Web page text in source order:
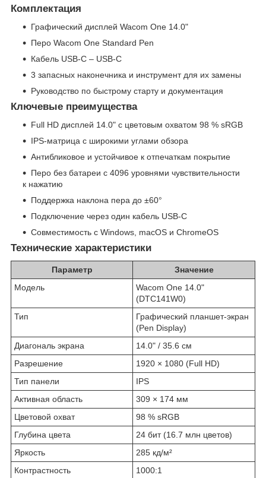
Комплектация
Графический дисплей Wacom One 14.0"
Перо Wacom One Standard Pen
Кабель USB-C – USB-C
3 запасных наконечника и инструмент для их замены
Руководство по быстрому старту и документация
Ключевые преимущества
Full HD дисплей 14.0" с цветовым охватом 98 % sRGB
IPS-матрица с широкими углами обзора
Антибликовое и устойчивое к отпечаткам покрытие
Перо без батареи с 4096 уровнями чувствительности
к нажатию
Поддержка наклона пера до ±60°
Подключение через один кабель USB-C
Совместимость с Windows, macOS и ChromeOS
Технические характеристики
Параметр
Значение
Модель
Wacom One 14.0"
(DTC141W0)
Тип
Графический планшет-экран
(Pen Display)
Диагональ экрана
14.0" / 35.6 см
Разрешение
1920 × 1080 (Full HD)
Тип панели
IPS
Активная область
309 × 174 мм
Цветовой охват
98 % sRGB
Глубина цвета
24 бит (16.7 млн цветов)
Яркость
285 кд/м²
Контрастность
1000:1